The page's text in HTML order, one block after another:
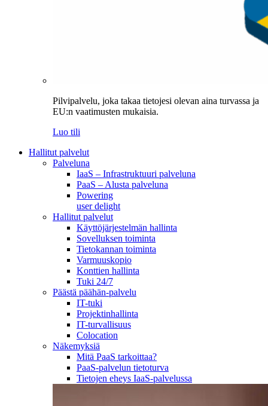
Pilvipalvelu, joka takaa tietojesi olevan aina turvassa ja
EU:n vaatimusten mukaisia.
Luo tili
Hallitut palvelut
Palveluna
IaaS – Infrastruktuuri palveluna
PaaS – Alusta palveluna
Powering
user delight
Hallitut palvelut
Käyttöjärjestelmän hallinta
Sovelluksen toiminta
Tietokannan toiminta
Varmuuskopio
Konttien hallinta
Tuki 24/7
Päästä päähän-palvelu
IT-tuki
Projektinhallinta
IT-turvallisuus
Colocation
Näkemyksiä
Mitä PaaS tarkoittaa?
PaaS-palvelun tietoturva
Tietojen eheys IaaS-palvelussa